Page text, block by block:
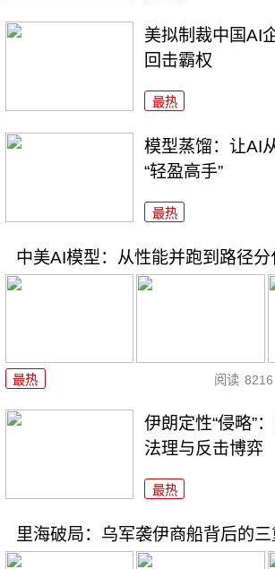
美拟制裁中国AI
回击霸权
最热
模型蒸馏：让AI
“轻盈高手”
最热
中美AI模型：从性能并跑到路径分
最热 阅读 8216
伊朗定性“侵略”
法理与反击博弈
最热
里海破局：乌军袭伊商船背后的